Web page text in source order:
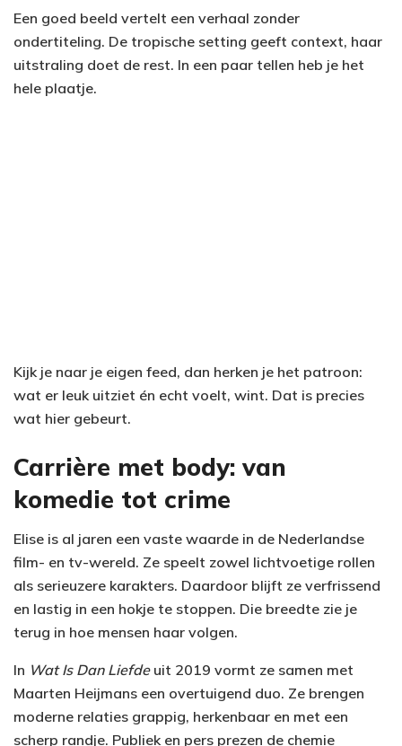
Een goed beeld vertelt een verhaal zonder
ondertiteling. De tropische setting geeft context, haar
uitstraling doet de rest. In een paar tellen heb je het
hele plaatje.
Kijk je naar je eigen feed, dan herken je het patroon:
wat er leuk uitziet én echt voelt, wint. Dat is precies
wat hier gebeurt.
Carrière met body: van
komedie tot crime
Elise is al jaren een vaste waarde in de Nederlandse
film- en tv-wereld. Ze speelt zowel lichtvoetige rollen
als serieuzere karakters. Daardoor blijft ze verfrissend
en lastig in een hokje te stoppen. Die breedte zie je
terug in hoe mensen haar volgen.
In Wat Is Dan Liefdeuit 2019 vormt ze samen met
Maarten Heijmans een overtuigend duo. Ze brengen
moderne relaties grappig, herkenbaar en met een
scherp randje. Publiek en pers prezen de chemie